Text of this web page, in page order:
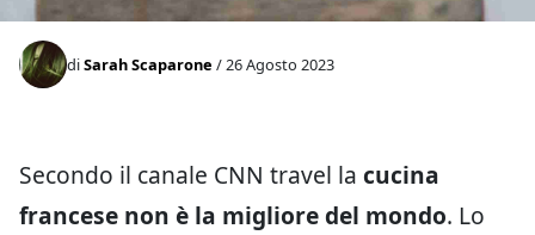
diSarah Scaparone / 26 Agosto 2023
Secondo il canale CNN travel la cucina
francese non è la migliore del mondo. Lo